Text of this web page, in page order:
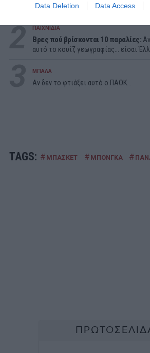
Data Deletion Data Access
Η αλήθεια για τον Ετιέν Καμαρά
2 ΠΑΙΧΝΙΔΙΑ
Βρες πού βρίσκονται 10 παραλίες:
αυτό το κουίζ γεωγραφίας... είσαι
ΜΠΑΛΑ
Αν δεν το φτιάξει αυτό ο ΠΑΟΚ…
TAGS: # ΜΠΑΣΚΕΤ # ΜΠΟΝΓΚΑ #